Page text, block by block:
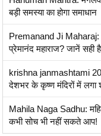
बड़ी समस्या का होगा समाधान
Premanand Ji Maharaj:
प्रेमानंद महाराज? जानें सही
krishna janmashtami
देशभर के कृष्ण मंदिरों में लगा
Mahila Naga Sadhu:
कभी सोच भी नहीं सकते आप!